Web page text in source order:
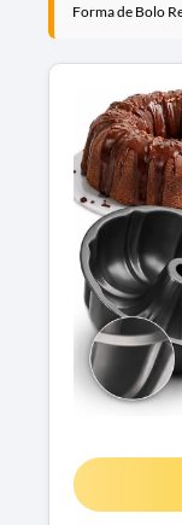
Forma de Bolo